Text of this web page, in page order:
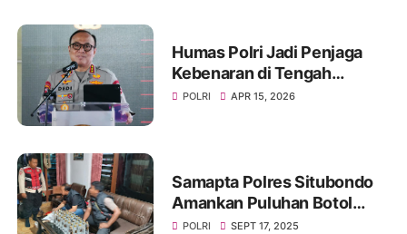
Humas Polri Jadi Penjaga
Kebenaran di Tengah
Derasnya Arus Informasi
POLRI APR 15, 2026
Samapta Polres Situbondo
Amankan Puluhan Botol
Arak di Kapongan dan
POLRI SEPT 17, 2025